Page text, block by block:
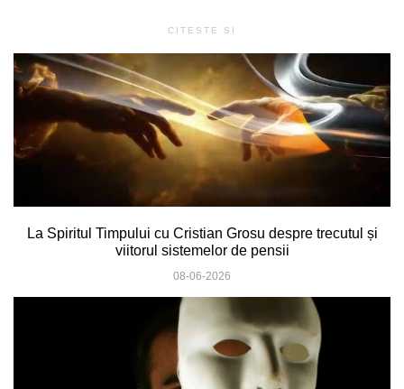
CITESTE SI
La Spiritul Timpului cu Cristian Grosu despre trecutul și
viitorul sistemelor de pensii
08-06-2026